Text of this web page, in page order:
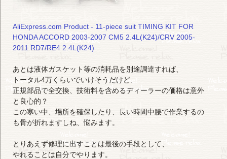
AliExpress.com Product - 11-piece suit TIMING KIT FOR
HONDA ACCORD 2003-2007 CM5 2.4L(K24)/CRV 2005-
2011 RD7/RE4 2.4L(K24)
あとは液体ガスケット等の消耗品を別途調達すれば、
トータル4万くらいでいけそうだけど、
正規部品で全交換、技術料を含めるディーラーの価格は意外
と良心的？
この寒い中、場所を確保したり、長い時間中腰で作業するの
も骨が折れますしね、悩みます。
とりあえず修理に出すことは最後の手段として、
やれることは自分でやります。